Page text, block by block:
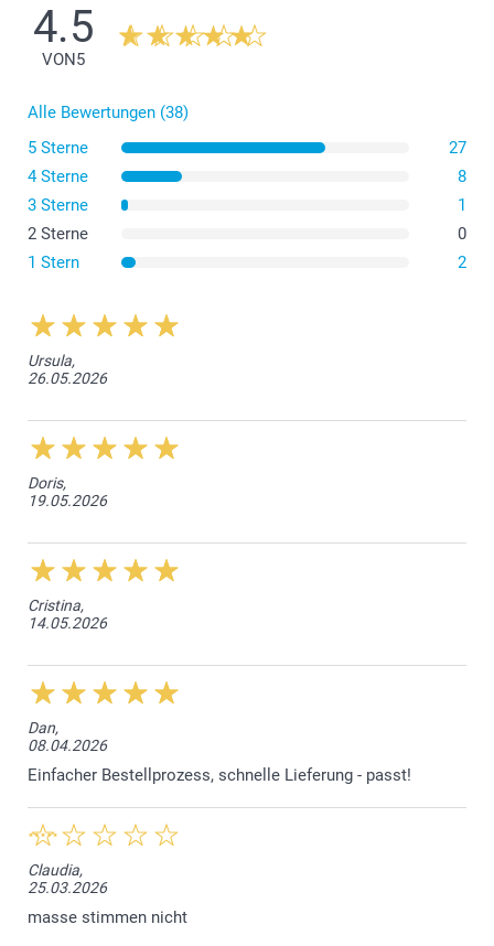
4.5
VON5
Alle Bewertungen (38)
5 Sterne
27
4 Sterne
8
3 Sterne
1
2 Sterne
0
1 Stern
2
Ursula,
26.05.2026
Doris,
19.05.2026
Cristina,
14.05.2026
Dan,
08.04.2026
Einfacher Bestellprozess, schnelle Lieferung - passt!
Claudia,
25.03.2026
masse stimmen nicht